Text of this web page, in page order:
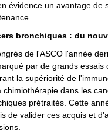
évidence un avantage de
bronchiques : du
de l'ASCO l'année
par de grands essais
la supériorité de
chimiothérapie dans les
prétraités. Cette
de valider ces acquis et